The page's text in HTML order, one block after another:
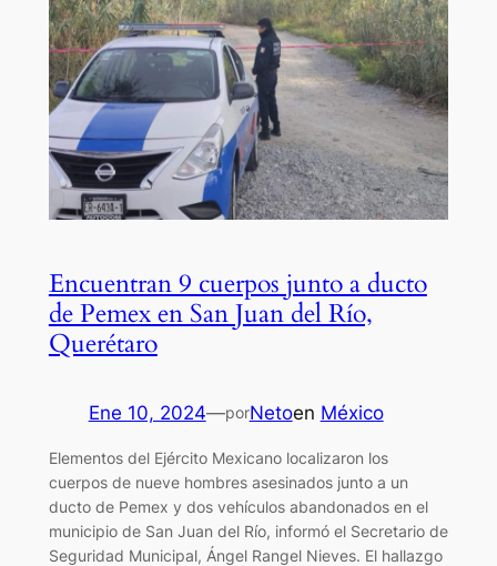
Encuentran 9 cuerpos junto a ducto
de Pemex en San Juan del Río,
Querétaro
Ene 10, 2024—porNetoen México
Elementos del Ejército Mexicano localizaron los
cuerpos de nueve hombres asesinados junto a un
ducto de Pemex y dos vehículos abandonados en el
municipio de San Juan del Río, informó el Secretario de
Seguridad Municipal, Ángel Rangel Nieves. El hallazgo